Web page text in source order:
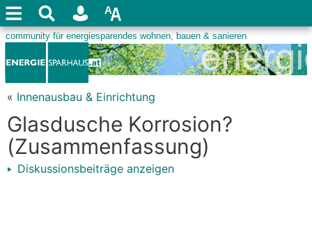
« Innenausbau & Einrichtung
Glasdusche Korrosion?
(Zusammenfassung)
Diskussionsbeiträge anzeigen